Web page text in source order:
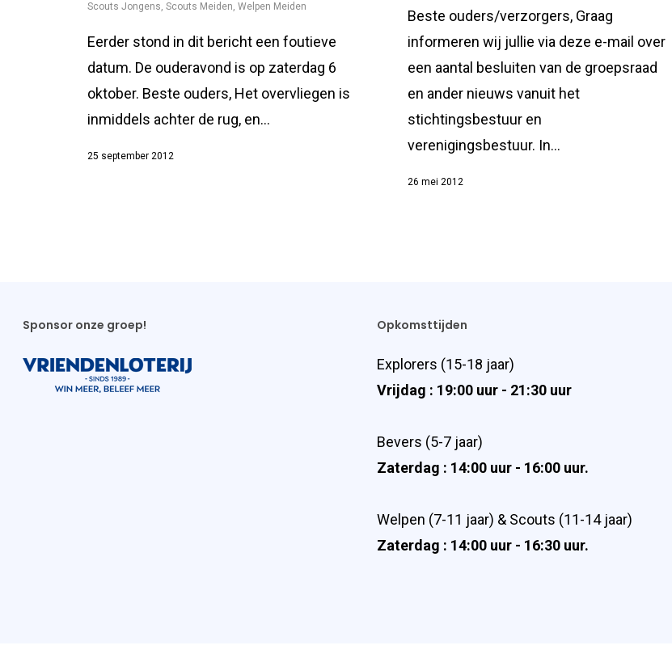
Scouts Jongens, Scouts Meiden, Welpen Meiden
Eerder stond in dit bericht een foutieve
datum. De ouderavond is op zaterdag 6
oktober. Beste ouders, Het overvliegen is
inmiddels achter de rug, en…
25 september 2012
Beste ouders/verzorgers, Graag
informeren wij jullie via deze e-mail over
een aantal besluiten van de groepsraad
en ander nieuws vanuit het
stichtingsbestuur en
verenigingsbestuur. In…
26 mei 2012
Sponsor onze groep! Opkomsttijden
Explorers (15-18 jaar)
Vrijdag : 19:00 uur - 21:30 uur
Bevers (5-7 jaar)
Zaterdag : 14:00 uur - 16:00 uur.
Welpen (7-11 jaar) & Scouts (11-14 jaar)
Zaterdag : 14:00 uur - 16:30 uur.